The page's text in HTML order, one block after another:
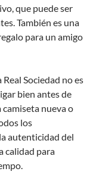
que puede ser
También es una
para un amigo
Real Sociedad no es
bien antes de
camiseta nueva o
los
autenticidad del
calidad para